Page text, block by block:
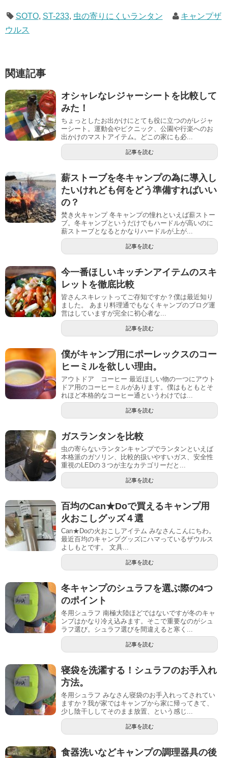
SOTO, ST-233, 虫の寄りにくいランタン
キャンプザ
ウルス
関連記事
オシャレなレジャーシートを比較して
みた！
ちょっとしたお出かけにとても役に立つのがレジャ
ーシート。運動会やピクニック、公園や行楽へのお
出かけのマストアイテム。どこの家にも必...
記事を読む
薪ストーブを冬キャンプの為に導入し
たいけれども何をどう準備すればいい
の？
焚き火キャンプ 冬キャンプの憧れといえば薪ストー
ブ。冬キャンプというだけでもハードルが高いのに
薪ストーブとなるとかなりハードルが上が...
記事を読む
今一番ほしいキッチンアイテムのスキ
レットを徹底比較
皆さんスキレットってご存知ですか？僕は最近知り
ました。 あまり料理通でもなくキャンプのブログ運
営はしていますが完全に初心者な...
記事を読む
僕がキャンプ用にポーレックスのコー
ヒーミルを欲しい理由。
アウトドア コーヒー 最近ほしい物の一つにアウト
ドア用のコーヒーミルがあります。僕はもともとそ
れほど本格的なコーヒー通というわけでは...
記事を読む
ガスランタンを比較
虫の寄らないランタンキャンプでランタンといえば
本格派のガソリン、比較的扱いやすいガス、安全性
重視のLEDの３つが主なカテゴリーだと...
記事を読む
百均のCan★Doで買えるキャンプ用
火おこしグッズ４選
Can★Doの火おこしアイテム みなさんこんにちわ。
最近百均のキャンプグッズにハマっているザウルス
よしもとです。 文具...
記事を読む
冬キャンプのシュラフを選ぶ際の4つ
のポイント
冬用シュラフ 南極大陸ほどではないですが冬のキャ
ンプはかなり冷え込みます。そこで重要なのがシュ
ラフ選び。シュラフ選びを間違えると寒く...
記事を読む
寝袋を洗濯する！シュラフのお手入れ
方法。
冬用シュラフ みなさん寝袋のお手入れってされてい
ますか？我が家ではキャンプから家に帰ってきて、
少し陰干ししてそのまま放置、という感じ...
記事を読む
食器洗いなどキャンプの調理器具の後